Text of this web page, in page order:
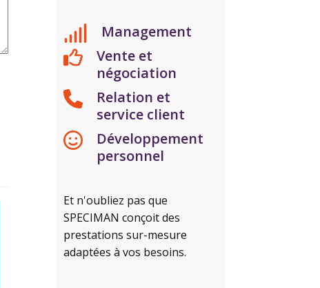
Management
Vente et
négociation
Relation et
service client
Développement
personnel
Et n'oubliez pas que
SPECIMAN conçoit des
prestations sur-mesure
adaptées à vos besoins.